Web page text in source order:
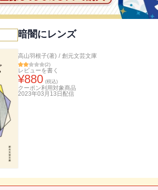
暗闇にレンズ
高山羽根子(著) / 創元文芸文庫
(2)
レビューを書く
¥880 (税込)
クーポン利用対象商品
2023年03月13日 配信